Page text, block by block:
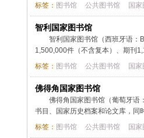
标签： 图书馆 公共图书馆 国
智利国家图书馆
智利国家图书馆（西班牙语
1,500,000件（不含复本）、期刊
标签： 图书馆 公共图书馆 国
佛得角国家图书馆
佛得角国家图书馆（葡萄牙
书目、国家历史档案和论文库，同
标签： 图书馆 公共图书馆 国